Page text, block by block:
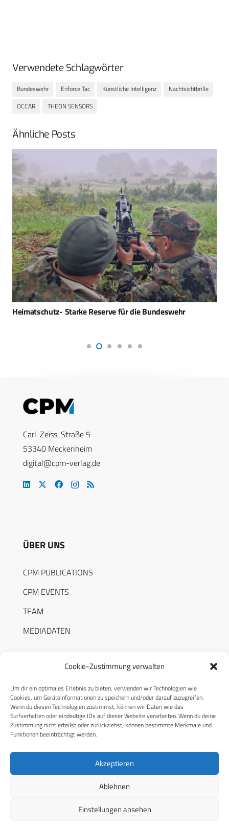
Cookie-Zustimmung verwalten
Um dir ein optimales Erlebnis zu bieten, verwenden wir Technologien wie
Cookies, um Geräteinformationen zu speichern und/oder darauf zuzugreifen.
Wenn du diesen Technologien zustimmst, können wir Daten wie das
Surfverhalten oder eindeutige IDs auf dieser Website verarbeiten. Wenn du deine
Zustimmung nicht erteilst oder zurückziehst, können bestimmte Merkmale und
Funktionen beeinträchtigt werden.
Akzeptieren
Ablehnen
Einstellungen ansehen
Verwendete Schlagwörter
Bundeswehr Enforce Tac Künstliche Intelligenz
Nachtsichtbrille
OCCAR
THEON SENSORS
Ähnliche Posts
Heimatschutz- Starke Reserve für die Bundeswehr
Carl-Zeiss-Straße 5
53340 Meckenheim
digital@cpm-verlag.de
ÜBER UNS
CPM PUBLICATIONS
CPM EVENTS
TEAM
MEDIADATEN
RECHTLICHES
Datenschutzerklärung
Cookie-Richtlinie (EU)